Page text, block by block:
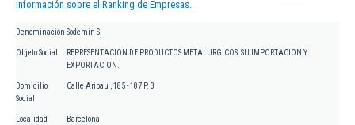
información sobre el Ranking de Empresas.
Denominación Sodemin Sl
Objeto Social
REPRESENTACION DE PRODUCTOS METALURGICOS, SU IMPORTACION Y
EXPORTACION.
Domicilio
Social
Calle Aribau , 185 - 187 P. 3
Localidad Barcelona